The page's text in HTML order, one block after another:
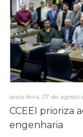
sexta-feira, 07 de agosto
CCEEI prioriza
engenharia